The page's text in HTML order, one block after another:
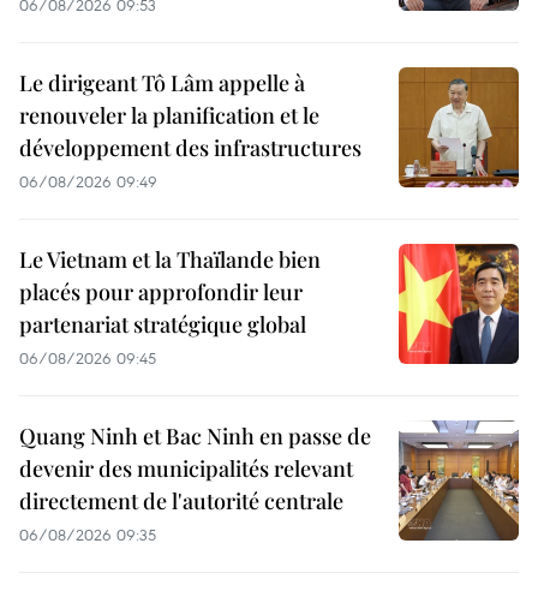
06/08/2026 09:53
Le dirigeant Tô Lâm appelle à
renouveler la planification et le
développement des infrastructures
06/08/2026 09:49
Le Vietnam et la Thaïlande bien
placés pour approfondir leur
partenariat stratégique global
06/08/2026 09:45
Quang Ninh et Bac Ninh en passe de
devenir des municipalités relevant
directement de l'autorité centrale
06/08/2026 09:35